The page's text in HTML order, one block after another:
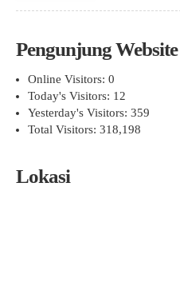
Pengunjung Website
Online Visitors: 0
Today's Visitors: 12
Yesterday's Visitors: 359
Total Visitors: 318,198
Lokasi